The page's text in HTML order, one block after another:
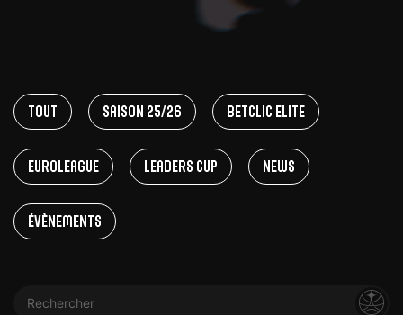
Tout Saison 25/26 Betclic Elite
EuroLeague Leaders Cup News
Évènements